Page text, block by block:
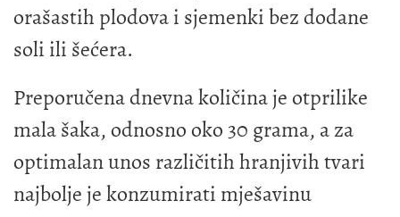
orašastih plodova i sjemenki bez dodane
soli ili šećera.
Preporučena dnevna količina je otprilike
mala šaka, odnosno oko 30 grama, a za
optimalan unos različitih hranjivih tvari
najbolje je konzumirati mješavinu